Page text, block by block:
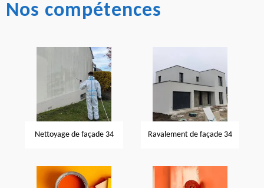
Nos compétences
Nettoyage de façade 34 Ravalement de façade 34